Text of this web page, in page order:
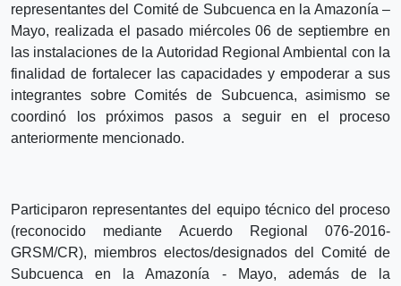
representantes del Comité de Subcuenca en la Amazonía –
Mayo, realizada el pasado miércoles 06 de septiembre en
las instalaciones de la Autoridad Regional Ambiental con la
finalidad de fortalecer las capacidades y empoderar a sus
integrantes sobre Comités de Subcuenca, asimismo se
coordinó los próximos pasos a seguir en el proceso
anteriormente mencionado.
Participaron representantes del equipo técnico del proceso
(reconocido mediante Acuerdo Regional 076-2016-
GRSM/CR), miembros electos/designados del Comité de
Subcuenca en la Amazonía - Mayo, además de la